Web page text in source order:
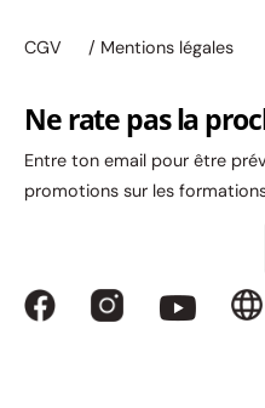
CGV / Mentions légales
Ne rate pas la
Entre ton email pour être
promotions sur les formations